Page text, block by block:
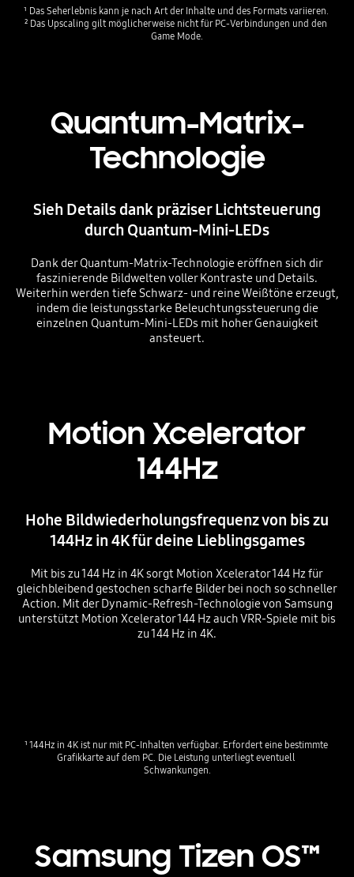
² Das Upscaling gilt möglicherweise nicht für PC-Verbindungen und den
Game Mode.
Quantum-Matrix-
Technologie
Sieh Details dank präziser Lichtsteuerung
durch Quantum-Mini-LEDs
Dank der Quantum-Matrix-Technologie eröffnen sich dir
faszinierende Bildwelten voller Kontraste und Details.
Weiterhin werden tiefe Schwarz- und reine Weißtöne erzeugt,
indem die leistungsstarke Beleuchtungssteuerung die
einzelnen Quantum-Mini-LEDs mit hoher Genauigkeit
ansteuert.
Motion Xcelerator
144Hz
Hohe Bildwiederholungsfrequenz von bis zu
144Hz in 4K für deine Lieblingsgames
Mit bis zu 144 Hz in 4K sorgt Motion Xcelerator 144 Hz für
gleichbleibend gestochen scharfe Bilder bei noch so schneller
Action. Mit der Dynamic-Refresh-Technologie von Samsung
unterstützt Motion Xcelerator 144 Hz auch VRR-Spiele mit bis
zu 144 Hz in 4K.
¹ 144Hz in 4K ist nur mit PC-Inhalten verfügbar. Erfordert eine bestimmte
Grafikkarte auf dem PC. Die Leistung unterliegt eventuell
Schwankungen.
Samsung Tizen OS™